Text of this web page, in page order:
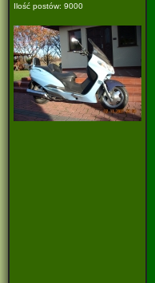
Ilość postów: 9000